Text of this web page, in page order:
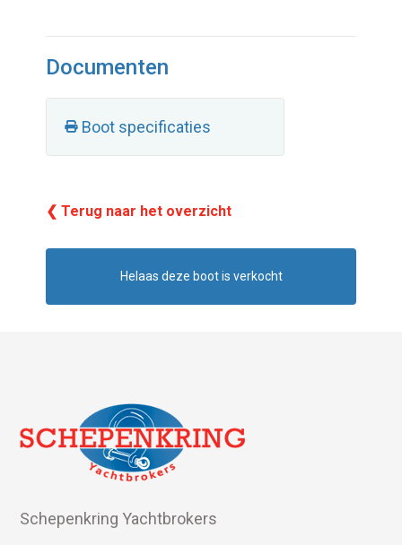
Documenten
Boot specificaties
❮ Terug naar het overzicht
Helaas deze boot is verkocht
Schepenkring Yachtbrokers